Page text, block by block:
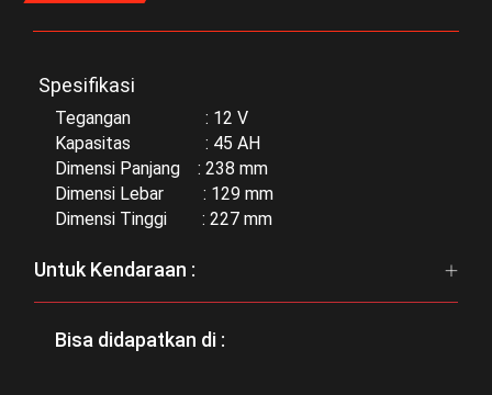
Spesifikasi
Tegangan : 12 V
Kapasitas : 45 AH
Dimensi Panjang : 238 mm
Dimensi Lebar : 129 mm
Dimensi Tinggi : 227 mm
Untuk Kendaraan :
Bisa didapatkan di :